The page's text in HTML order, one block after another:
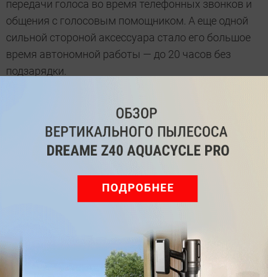
передачи голоса во время телефонных звонков и
общения с голосовым помощником. А еще одной
сильной стороной аксессуара стало его большое
время автономной работы — до 20 часов без
подзарядки.
Лучшие накладные наушники
Накладные наушники традиционно выделяются
отличным качеством звука и большим временем
компактнее полноразмерных моделей и отлично
подходят как для дома, так и улицы.
Недорогие, но качественные накладные наушники
JBL Tune 660NC используют амбушюры с